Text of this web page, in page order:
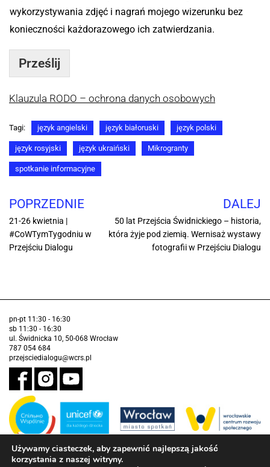
wykorzystywania zdjęć i nagrań mojego wizerunku bez
konieczności każdorazowego ich zatwierdzania.
Prześlij
Klauzula RODO – ochrona danych osobowych
Tagi: język angielski język białoruski język polski
język rosyjski język ukraiński Mikrogranty
spotkanie informacyjne
POPRZEDNIE
21-26 kwietnia |
#CoWTymTygodniu w
Przejściu Dialogu
DALEJ
50 lat Przejścia Świdnickiego – historia,
która żyje pod ziemią. Wernisaż wystawy
fotografii w Przejściu Dialogu
pn-pt 11:30 - 16:30
sb 11:30 - 16:30
ul. Świdnicka 10, 50-068 Wrocław
787 054 684
przejsciedialogu@wcrs.pl
Zadanie realizowane ze środków Gminy Wrocław w partnerstwie z
Używamy ciasteczek, aby zapewnić najlepszą jakość
korzystania z naszej witryny.